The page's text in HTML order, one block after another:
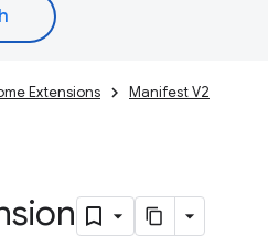
Extensions
Manifest V2